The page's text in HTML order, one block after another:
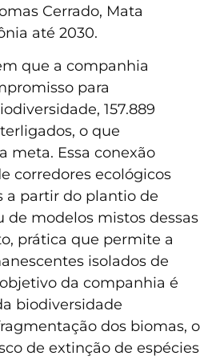
Cerrado, Mata
até 2030.
que a companhia
para
157.889
o que
meta. Essa conexão
corredores ecológicos
a partir do plantio de
de modelos mistos dessas
prática que permite a
isolados de
da companhia é
biodiversidade
dos biomas, o
de extinção de espécies